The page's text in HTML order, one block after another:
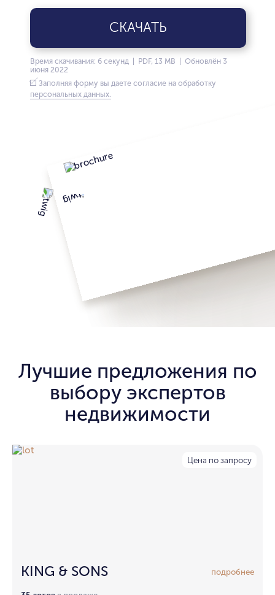
СКАЧАТЬ
Время скачивания: 6 секунд | PDF, 13 MB | Обновлён 3
июня 2022
Заполняя форму вы даете согласие на обработку
персональных данных.
Лучшие предложения по
выбору экспертов
недвижимости
Цена по запросу
KING & SONS подробнее